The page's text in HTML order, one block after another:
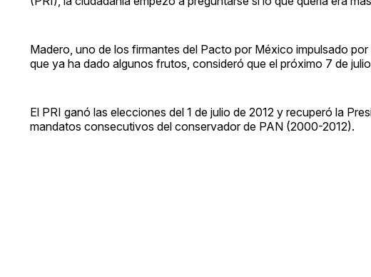
Madero, uno de los firmantes del Pacto por México impulsado
que ya ha dado algunos frutos, consideró que el próximo 7 de
El PRI ganó las elecciones del 1 de julio de 2012 y recuperó la
mandatos consecutivos del conservador de PAN (2000-2012).